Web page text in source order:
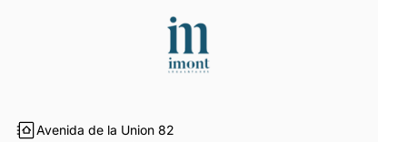
Avenida de la Union 82